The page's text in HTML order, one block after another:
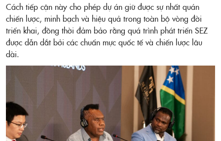
Cách tiếp cận này cho phép dự án giữ được sự nhất quán
chiến lược, minh bạch và hiệu quả trong toàn bộ vòng đời
triển khai, đồng thời đảm bảo rằng quá trình phát triển SEZ
được dẫn dắt bởi các chuẩn mực quốc tế và chiến lược lâu
dài.